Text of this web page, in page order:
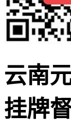
云南
挂牌